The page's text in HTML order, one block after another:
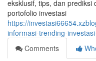
eksklusif, tips, dan prediksi
portofolio investasi
https://
informasi-trending-
Comments